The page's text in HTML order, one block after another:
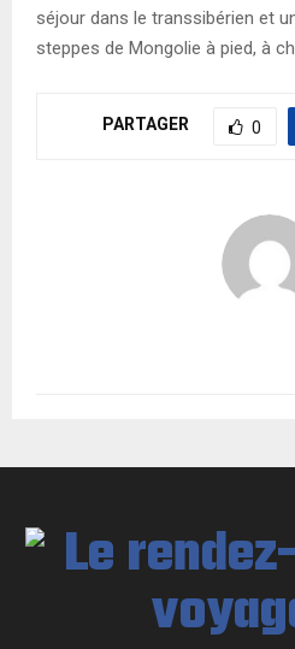
séjour dans le transsibérien et
steppes de Mongolie à pied, à
PARTAGER 0